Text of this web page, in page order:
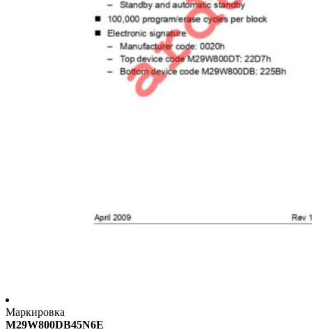
Маркировка
M29W800DB45N6E